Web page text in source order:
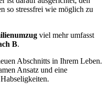
so stressfrei wie möglich zu
viel mehr umfasst
B.
Abschnitts in Ihrem Leben.
Ansatz und eine